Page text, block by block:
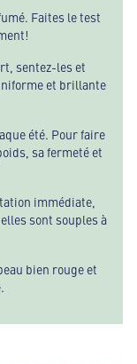
Faites le test
sentez-les et
et brillante
été. Pour faire
sa fermeté et
immédiate,
sont souples à
bien rouge et